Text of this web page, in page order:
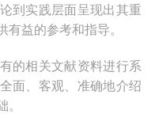
到实践层面呈现出其重
益的参考和指导。
的相关文献资料进行系
面、客观、准确地介绍
。